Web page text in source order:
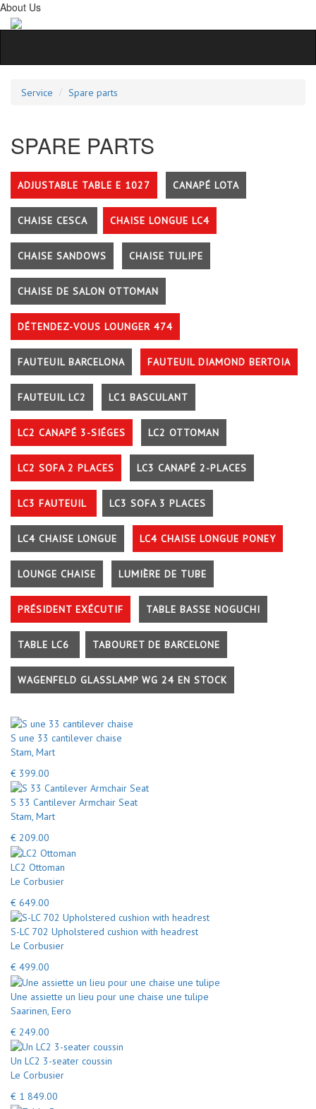
About Us
Service Spare parts
SPARE PARTS
ADJUSTABLE TABLE E 1027 CANAPÉ LOTA
CHAISE CESCA CHAISE LONGUE LC4
CHAISE SANDOWS CHAISE TULIPE
CHAISE DE SALON OTTOMAN
DÉTENDEZ-VOUS LOUNGER 474
FAUTEUIL BARCELONA FAUTEUIL DIAMOND BERTOIA
FAUTEUIL LC2 LC1 BASCULANT
LC2 CANAPÉ 3-SIÉGES LC2 OTTOMAN
LC2 SOFA 2 PLACES LC3 CANAPÉ 2-PLACES
LC3 FAUTEUIL LC3 SOFA 3 PLACES
LC4 CHAISE LONGUE LC4 CHAISE LONGUE PONEY
LOUNGE CHAISE LUMIÈRE DE TUBE
PRÉSIDENT EXÉCUTIF TABLE BASSE NOGUCHI
TABLE LC6 TABOURET DE BARCELONE
WAGENFELD GLASSLAMP WG 24 EN STOCK
S une 33 cantilever chaise
Stam, Mart
€ 399.00
S 33 Cantilever Armchair Seat
Stam, Mart
€ 209.00
LC2 Ottoman
Le Corbusier
€ 649.00
S-LC 702 Upholstered cushion with headrest
Le Corbusier
€ 499.00
Une assiette un lieu pour une chaise une tulipe
Saarinen, Eero
€ 249.00
Un LC2 3-seater coussin
Le Corbusier
€ 1 849.00